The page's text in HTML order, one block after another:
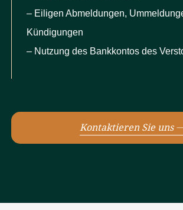
– Eiligen Abmeldungen,
Kündigungen
– Nutzung des Bankkontos des
Kontaktieren Sie uns